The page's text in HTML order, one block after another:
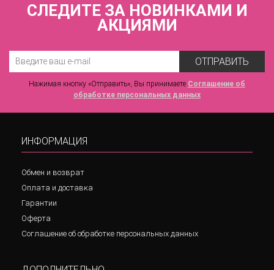
СЛЕДИТЕ ЗА НОВИНКАМИ И
АКЦИЯМИ
ОТПРАВИТЬ
Нажимая кнопку «Отправить», Вы принимаете Соглашение об
обработке персональных данных
ИНФОРМАЦИЯ
Обмен и возврат
Оплата и доставка
Гарантии
Оферта
Соглашение об обработке персональных данных